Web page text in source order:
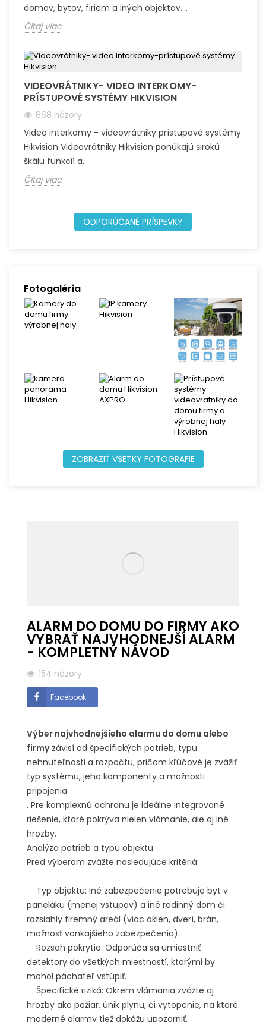
domov, bytov, firiem a iných objektov....
Čítaj viac
VIDEOVRÁTNIKY- VIDEO INTERKOMY-
PRÍSTUPOVÉ SYSTÉMY HIKVISION
868 názory
Video interkomy - videovrátniky prístupové systémy
Hikvision Videovrátniky Hikvision ponúkajú širokú
škálu funkcií a...
Čítaj viac
ODPORÚČANÉ PRÍSPEVKY
Fotogaléria
ZOBRAZIŤ VŠETKY FOTOGRAFIE
ALARM DO DOMU DO FIRMY AKO
VYBRAŤ NAJVHODNEJŠÍ ALARM
- KOMPLETNÝ NÁVOD
154 názory
Facebook
Výber najvhodnejšieho alarmu do domu alebo
firmyzávisí od špecifických potrieb, typu
nehnuteľnosti a rozpočtu, pričom kľúčové je zvážiť
typ systému, jeho komponenty a možnosti
pripojenia
. Pre komplexnú ochranu je ideálne integrované
riešenie, ktoré pokrýva nielen vlámanie, ale aj iné
hrozby.
Analýza potrieb a typu objektu
Pred výberom zvážte nasledujúce kritériá:
Typ objektu: Iné zabezpečenie potrebuje byt v
paneláku (menej vstupov) a iné rodinný dom či
rozsiahly firemný areál (viac okien, dverí, brán,
možnosť vonkajšieho zabezpečenia).
Rozsah pokrytia: Odporúča sa umiestniť
detektory do všetkých miestností, ktorými by
mohol páchateľ vstúpiť.
Špecifické riziká: Okrem vlámania zvážte aj
hrozby ako požiar, únik plynu, či vytopenie, na ktoré
moderné alarmy tiež dokážu upozorniť.